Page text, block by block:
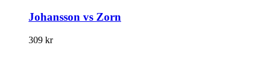
Johansson vs Zorn
309 kr